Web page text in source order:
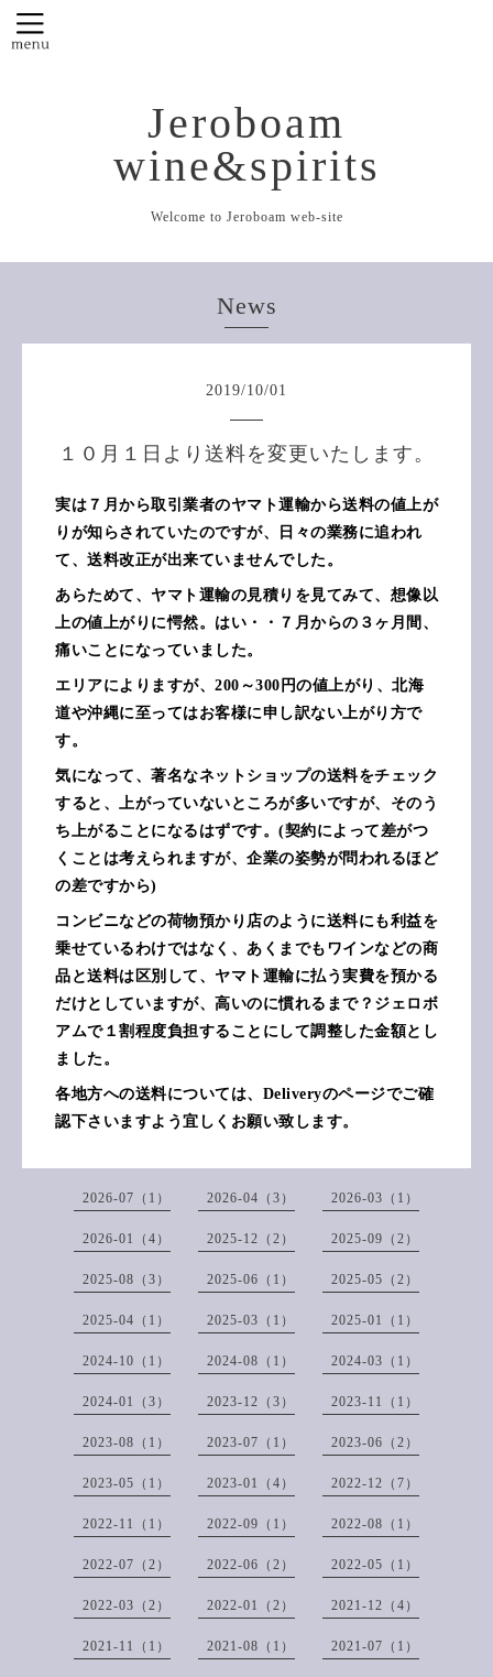
Jeroboam
wine&spirits
Welcome to Jeroboam web-site
News
2019/10/01
１０月１日より送料を変更いたします。
実は７月から取引業者のヤマト運輸から送料の値上が
りが知らされていたのですが、日々の業務に追われ
て、送料改正が出来ていませんでした。
あらためて、ヤマト運輸の見積りを見てみて、想像以
上の値上がりに愕然。はい・・７月からの３ヶ月間、
痛いことになっていました。
エリアによりますが、200～300円の値上がり、北海
道や沖縄に至ってはお客様に申し訳ない上がり方で
す。
気になって、著名なネットショップの送料をチェック
すると、上がっていないところが多いですが、そのう
ち上がることになるはずです。(契約によって差がつ
くことは考えられますが、企業の姿勢が問われるほど
の差ですから)
コンビニなどの荷物預かり店のように送料にも利益を
乗せているわけではなく、あくまでもワインなどの商
品と送料は区別して、ヤマト運輸に払う実費を預かる
だけとしていますが、高いのに慣れるまで？ジェロボ
アムで１割程度負担することにして調整した金額とし
ました。
各地方への送料については、Deliveryのページでご確
認下さいますよう宜しくお願い致します。
2026-07（1） 2026-04（3） 2026-03（1）
2026-01（4） 2025-12（2） 2025-09（2）
2025-08（3） 2025-06（1） 2025-05（2）
2025-04（1） 2025-03（1） 2025-01（1）
2024-10（1） 2024-08（1） 2024-03（1）
2024-01（3） 2023-12（3） 2023-11（1）
2023-08（1） 2023-07（1） 2023-06（2）
2023-05（1） 2023-01（4） 2022-12（7）
2022-11（1） 2022-09（1） 2022-08（1）
2022-07（2） 2022-06（2） 2022-05（1）
2022-03（2） 2022-01（2） 2021-12（4）
2021-11（1） 2021-08（1） 2021-07（1）